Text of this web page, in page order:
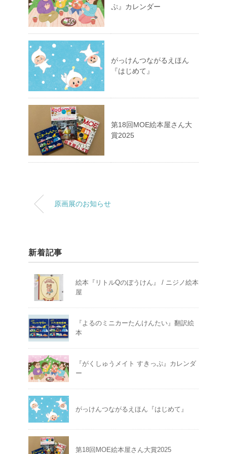
ぷ』カレンダー
がっけんつながるえほん
『はじめて』
第18回MOE絵本屋さん大
賞2025
原画展のお知らせ
新着記事
絵本『リトルQのぼうけん』 / ニジノ絵本
屋
『よるのミニカーたんけんたい』翻訳絵
本
『がくしゅうメイト すきっぷ』カレンダ
ー
がっけんつながるえほん『はじめて』
第18回MOE絵本屋さん大賞2025